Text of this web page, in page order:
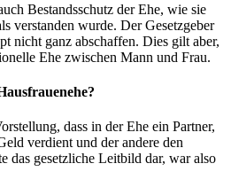
Bestandsschutz der Ehe, wie sie
verstanden wurde. Der Gesetzgeber
nicht ganz abschaffen. Dies gilt aber,
Ehe zwischen Mann und Frau.
dass in der Ehe ein Partner,
verdient und der andere den
das gesetzliche Leitbild dar, war also